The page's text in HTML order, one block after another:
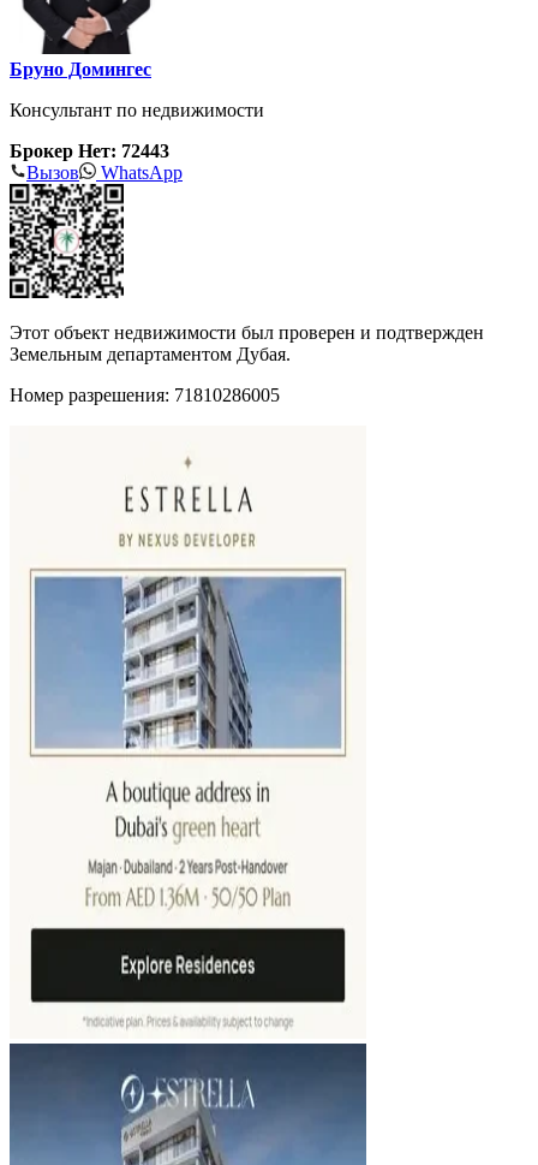
Бруно Домингес
Консультант по недвижимости
Брокер Нет: 72443
Вызов
WhatsApp
Этот объект недвижимости был проверен и подтвержден
Земельным департаментом Дубая.
Номер разрешения: 71810286005